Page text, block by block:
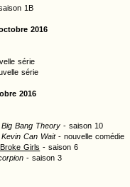
1B
2016
série
série
2016
Big Bang Theory - saison 10
Kevin Can Wait- nouvelle comédie
Girls - saison 6
- saison 3